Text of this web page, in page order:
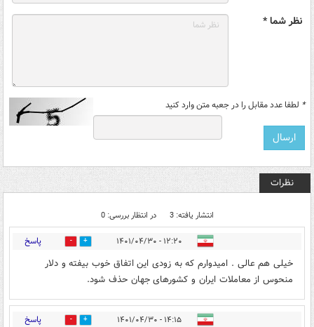
نظر شما *
* لطفا عدد مقابل را در جعبه متن وارد کنید
نظرات
انتشار یافته: 3 در انتظار بررسی: 0
۱۲:۲۰ - ۱۴۰۱/۰۴/۳۰ 2 پاسخ
خیلی هم عالی . امیدوارم که به زودی این اتفاق خوب بیفته و دلار
منحوس از معاملات ایران و کشورهای جهان حذف شود.
۱۴:۱۵ - ۱۴۰۱/۰۴/۳۰ 1 پاسخ